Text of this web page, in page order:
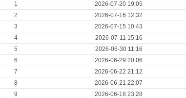
1 2026-07-20 19:05
2
2026-07-16 12:32
3
2026-07-15 10:43
4
2026-07-11 15:16
5
2026-06-30 11:16
6
2026-06-29 20:06
7
2026-06-22 21:12
8
2026-06-21 22:07
9
2026-06-18 23:28